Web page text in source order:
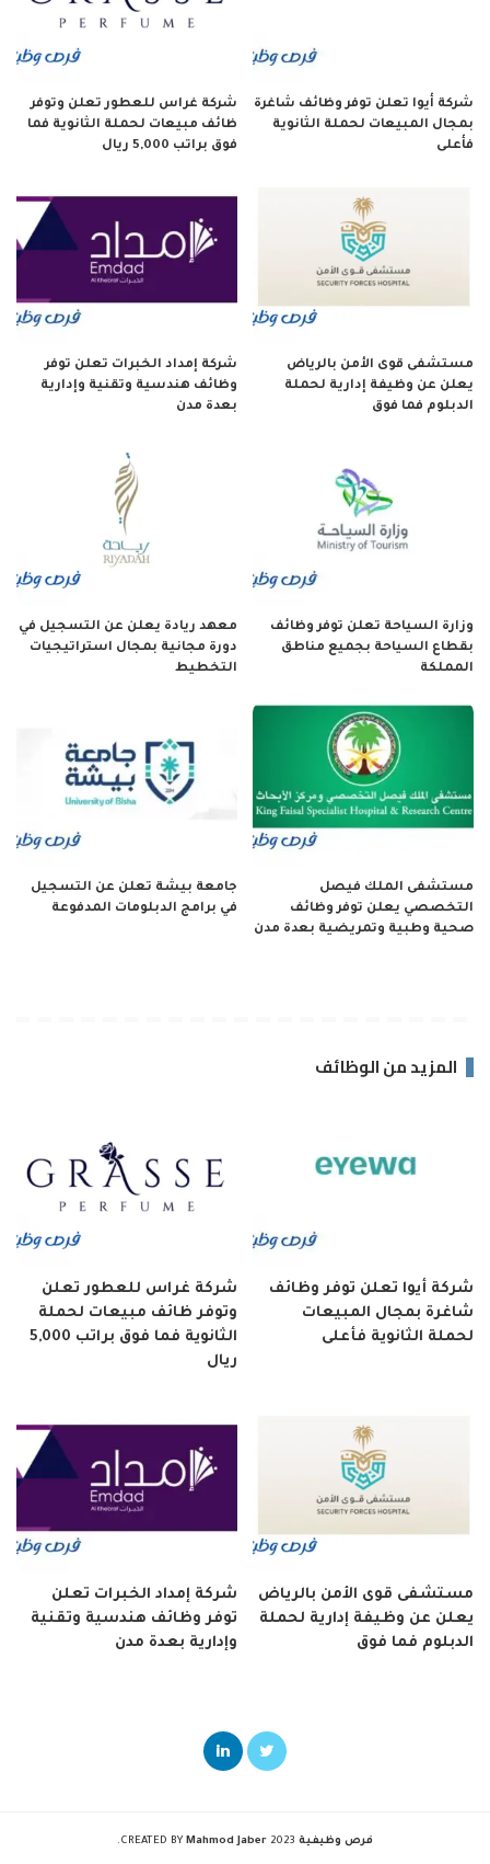
شركة أيوا تعلن توفر وظائف شاغرة
بمجال المبيعات لحملة الثانوية
فأعلى
شركة غراس للعطور تعلن وتوفر
ظائف مبيعات لحملة الثانوية فما
فوق براتب 5,000 ريال
مستشفى قوى الأمن بالرياض
يعلن عن وظيفة إدارية لحملة
الدبلوم فما فوق
شركة إمداد الخبرات تعلن توفر
وظائف هندسية وتقنية وإدارية
بعدة مدن
وزارة السياحة تعلن توفر وظائف
بقطاع السياحة بجميع مناطق
المملكة
معهد ريادة يعلن عن التسجيل في
دورة مجانية بمجال استراتيجيات
التخطيط
مستشفى الملك فيصل
التخصصي يعلن توفر وظائف
صحية وطبية وتمريضية بعدة مدن
جامعة بيشة تعلن عن التسجيل
في برامج الدبلومات المدفوعة
المزيد من الوظائف
شركة أيوا تعلن توفر وظائف
شاغرة بمجال المبيعات
لحملة الثانوية فأعلى
شركة غراس للعطور تعلن
وتوفر ظائف مبيعات لحملة
الثانوية فما فوق براتب 5,000
ريال
مستشفى قوى الأمن بالرياض
يعلن عن وظيفة إدارية لحملة
الدبلوم فما فوق
شركة إمداد الخبرات تعلن
توفر وظائف هندسية وتقنية
وإدارية بعدة مدن
فرص وظيفية 2023 CREATED BY
Mahmod Jaber
.